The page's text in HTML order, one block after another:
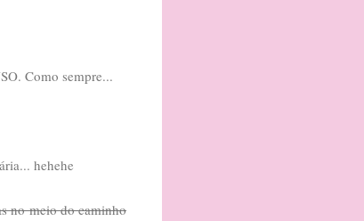
Como sempre...
hehehe
no meio do caminho